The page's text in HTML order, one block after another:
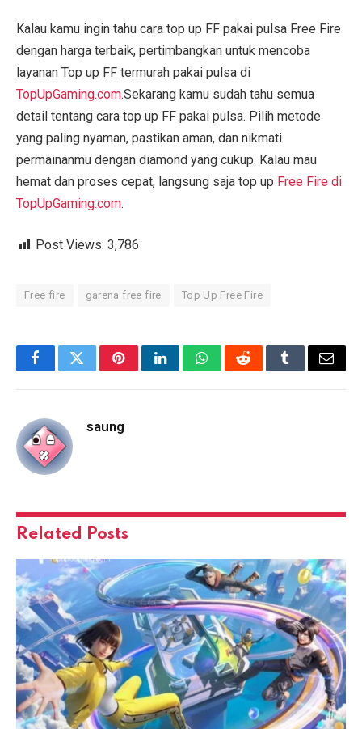
Kalau kamu ingin tahu cara top up FF pakai pulsa Free Fire
dengan harga terbaik, pertimbangkan untuk mencoba
layanan Top up FF termurah pakai pulsa di
TopUpGaming.com.Sekarang kamu sudah tahu semua
detail tentang cara top up FF pakai pulsa. Pilih metode
yang paling nyaman, pastikan aman, dan nikmati
permainanmu dengan diamond yang cukup. Kalau mau
hemat dan proses cepat, langsung saja top up Free Fire di
TopUpGaming.com.
Post Views: 3,786
Free fire garena free fire Top Up Free Fire
FacebookTwitterPinterestLinkedInWhatsAppRedditTumblrEmail
saung
Related Posts